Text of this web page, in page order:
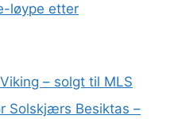
løype etter
– solgt til MLS
Solskjærs Besiktas –